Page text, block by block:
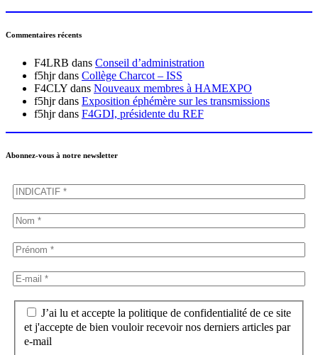
Commentaires récents
F4LRB dans Conseil d’administration
f5hjrdans Collège Charcot – ISS
F4CLY dans Nouveaux membres à HAMEXPO
f5hjrdans Exposition éphémère sur les transmissions
f5hjrdans F4GDI, présidente du REF
Abonnez-vous à notre newsletter
J’ai lu et accepte la politique de confidentialité de ce site
et j'accepte de bien vouloir recevoir nos derniers articles par
e-mail